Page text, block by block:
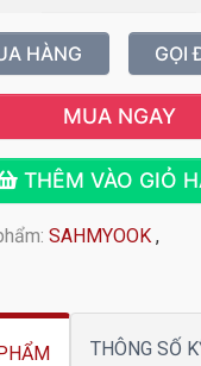
HÀNG GỌI
MUA NGAY
THÊM VÀO GIỎ
SAHMYOOK ,
THÔNG SỐ